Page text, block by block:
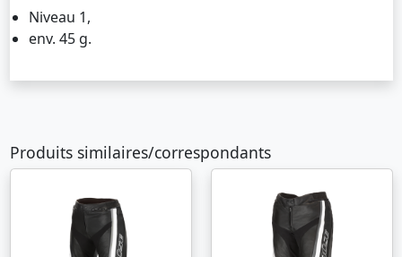
Niveau 1,
env. 45 g.
Produits similaires/correspondants